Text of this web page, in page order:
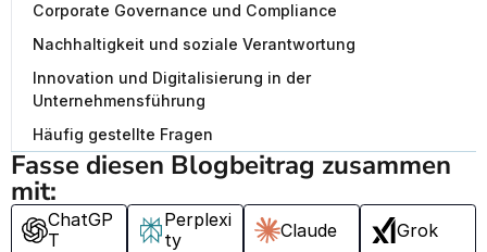
Corporate Governance und Compliance
Nachhaltigkeit und soziale Verantwortung
Innovation und Digitalisierung in der
Unternehmensführung
Häufig gestellte Fragen
Fasse diesen Blogbeitrag zusammen
mit:
ChatGP
T
Perplexi
ty
Claude Grok